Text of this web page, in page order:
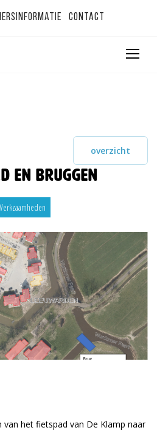
Contact
overzicht
en bruggen
het fietspad van De Klamp naar